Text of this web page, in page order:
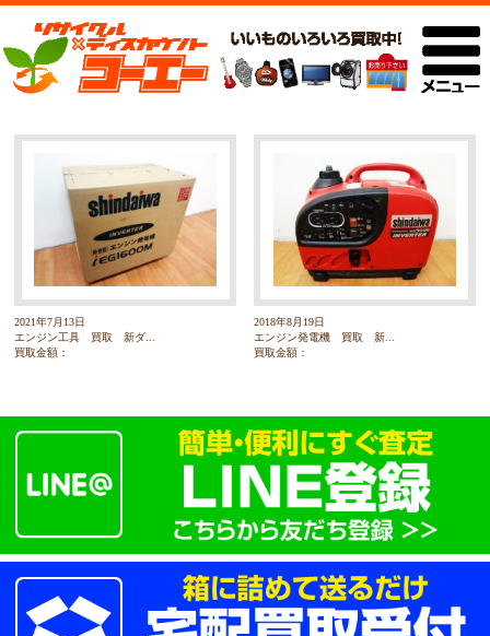
2021年7月13日
エンジン工具 買取 新ダ...
買取金額：
2018年8月19日
エンジン発電機 買取 新...
買取金額：